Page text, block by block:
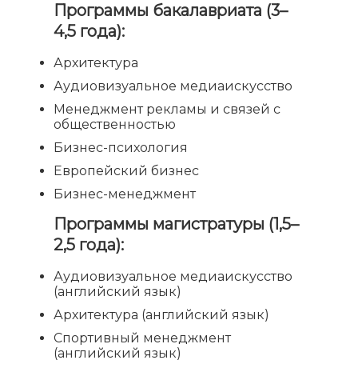
Программы бакалавриата (3–
4,5 года):
Архитектура
Аудиовизуальное медиаискусство
Менеджмент рекламы и связей с
общественностью
Бизнес-психология
Европейский бизнес
Бизнес-менеджмент
Программы магистратуры (1,5–
2,5 года):
Аудиовизуальное медиаискусство
(английский язык)
Архитектура (английский язык)
Спортивный менеджмент
(английский язык)